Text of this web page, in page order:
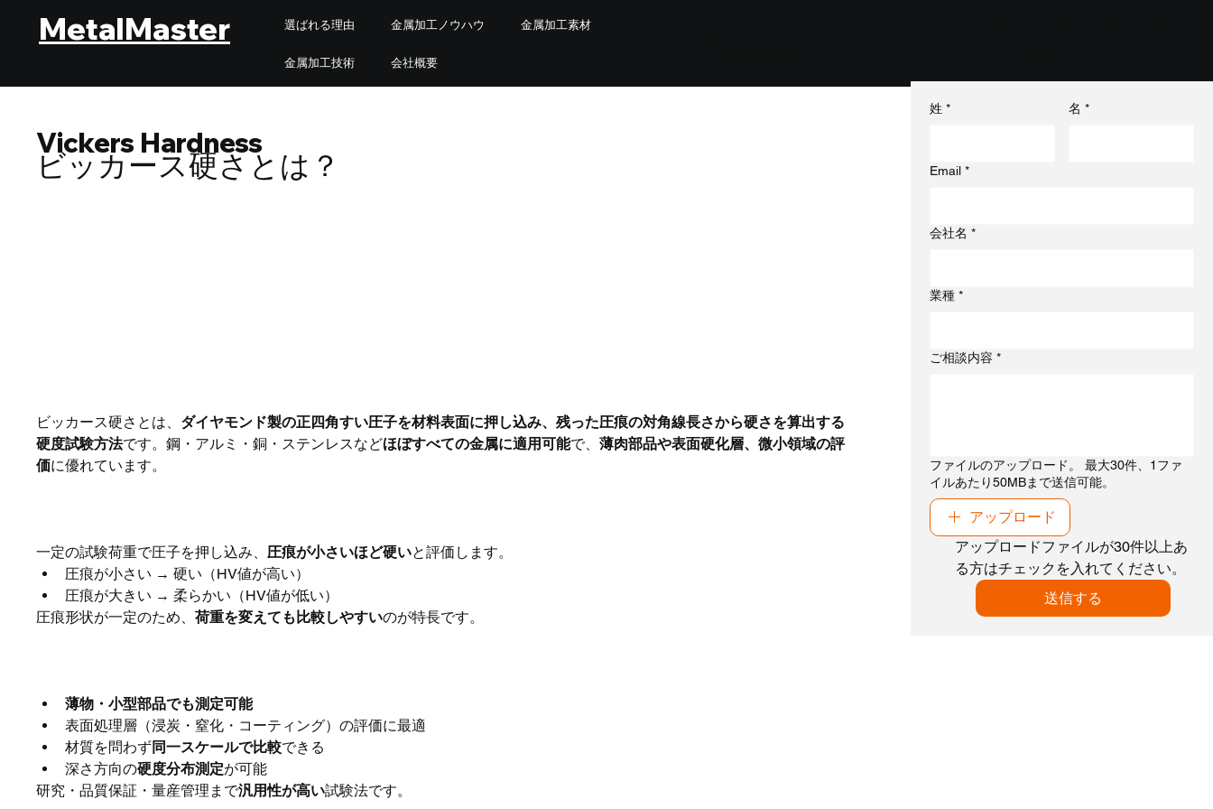
MetalMaster 選ばれる理由 金属加工ノウハウ 金属加工素材
金属加工技術 会社概要
Vickers Hardness
ビッカース硬さとは？
ビッカース硬さとは、 ダイヤモンド製の正四角すい圧子を材料表面に押し込み、残った圧痕の対角線長さから硬さを算出する
硬度試験方法です。鋼・アルミ・銅・ステンレスなどほぼすべての金属に適用可能で、薄肉部品や表面硬化層、微小領域の評
価に優れています。
一定の試験荷重で圧子を押し込み、圧痕が小さいほど硬いと評価します。
圧痕が小さい → 硬い（HV値が高い）
圧痕が大きい → 柔らかい（HV値が低い）
圧痕形状が一定のため、荷重を変えても比較しやすいのが特長です。
薄物・小型部品でも測定可能
表面処理層（浸炭・窒化・コーティング）の評価に最適
材質を問わず同一スケールで比較できる
深さ方向の硬度分布測定が可能
研究・品質保証・量産管理まで汎用性が高い試験法です。
姓 * 名 *
Email *
会社名 *
業種 *
ご相談内容 *
ファイルのアップロード。 最大30件、1ファ
イルあたり50MBまで送信可能。
アップロード
アップロードファイルが30件以上あ
る方はチェックを入れてください。
送信する